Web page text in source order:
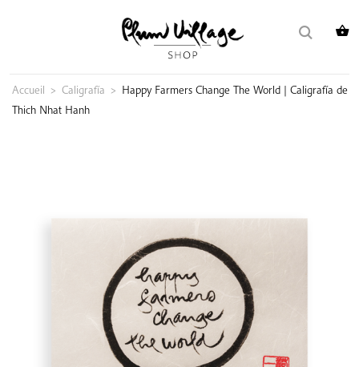
Accueil > Caligrafía > Happy Farmers Change The World | Caligrafía de
Thich Nhat Hanh